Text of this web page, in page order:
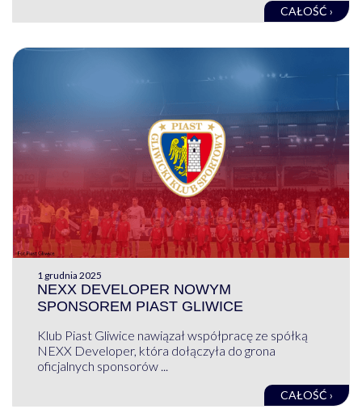
CAŁOŚĆ ›
1 grudnia 2025
NEXX DEVELOPER NOWYM
SPONSOREM PIAST GLIWICE
Klub Piast Gliwice nawiązał współpracę ze spółką
NEXX Developer, która dołączyła do grona
oficjalnych sponsorów ...
CAŁOŚĆ ›